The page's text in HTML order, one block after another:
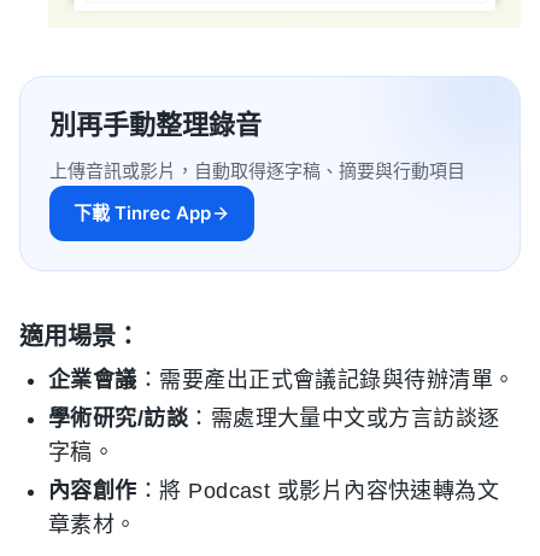
別再手動整理錄音
上傳音訊或影片，自動取得逐字稿、摘要與行動項目
下載 Tinrec App
適用場景：
企業會議 ：需要產出正式會議記錄與待辦清單。
學術研究/訪談 ：需處理大量中文或方言訪談逐
字稿。
內容創作 ：將 Podcast 或影片內容快速轉為文
章素材。